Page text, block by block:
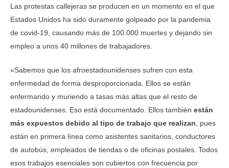
Las protestas callejeras se producen en un momento en el que
Estados Unidos ha sido duramente golpeado por la pandemia
de covid-19, causando más de 100.000 muertes y dejando sin
empleo a unos 40 millones de trabajadores.
«Sabemos que los afroestadounidenses sufren con esta
enfermedad de forma desproporcionada. Ellos se están
enfermando y muriendo a tasas más altas que el resto de
estadounidenses. Eso está documentado. Ellos también están
más expuestos debido al tipo de trabajo que realizan , pues
están en primera línea como asistentes sanitarios, conductores
de autobús, empleados de tiendas o de oficinas postales. Todos
esos trabajos esenciales son cubiertos con frecuencia por